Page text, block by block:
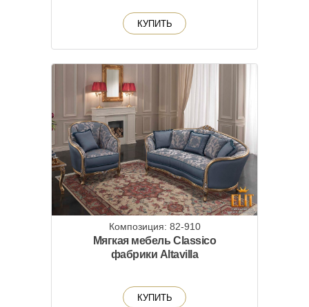
КУПИТЬ
Композиция: 82-910
Мягкая мебель Classico
фабрики Altavilla
КУПИТЬ